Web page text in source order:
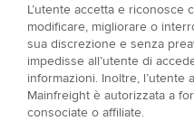
L’utente accetta e riconosce
modificare, migliorare o
sua discrezione e senza
impedisse all’utente di
informazioni. Inoltre, l’utente
Mainfreight è autorizzata a
consociate o affiliate.